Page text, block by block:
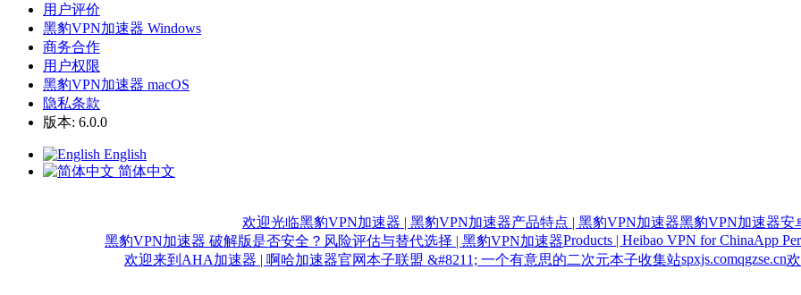
用户评价
黑豹VPN加速器 Windows
商务合作
用户权限
黑豹VPN加速器 macOS
隐私条款
版本: 6.0.0
English
简体中文
欢迎光临黑豹VPN加速器 | 黑豹VPN加速器产品特点 | 黑豹VPN加速器黑豹VPN加速器安
黑豹VPN加速器 破解版是否安全？风险评估与替代选择 | 黑豹VPN加速器Products | Heibao VPN for ChinaApp
欢迎来到AHA加速器 | 啊哈加速器官网本子联盟 &#8211; 一个有意思的二次元本子收集站spxjs.comqgzse.cn